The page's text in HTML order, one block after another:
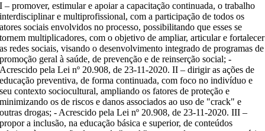
I – promover, estimular e apoiar a capacitação continuada, o trabalho
interdisciplinar e multiprofissional, com a participação de todos os
atores sociais envolvidos no processo, possibilitando que esses se
tornem multiplicadores, com o objetivo de ampliar, articular e fortalecer
as redes sociais, visando o desenvolvimento integrado de programas de
promoção geral à saúde, de prevenção e de reinserção social; -
Acrescido pela Lei nº 20.908, de 23-11-2020. II – dirigir as ações de
educação preventiva, de forma continuada, com foco no indivíduo e
seu contexto sociocultural, ampliando os fatores de proteção e
minimizando os de riscos e danos associados ao uso de "crack" e
outras drogas; - Acrescido pela Lei nº 20.908, de 23-11-2020. III –
propor a inclusão, na educação básica e superior, de conteúdos